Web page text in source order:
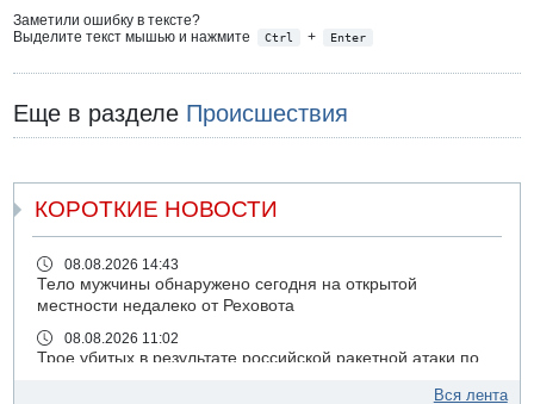
Заметили ошибку в тексте?
Выделите текст мышью и нажмите
Ctrl + Enter
Еще в разделе Происшествия
КОРОТКИЕ НОВОСТИ
08.08.2026 14:43
Тело мужчины обнаружено сегодня на открытой
местности недалеко от Реховота
08.08.2026 11:02
Трое убитых в результате российской ракетной атаки по
Вся лента